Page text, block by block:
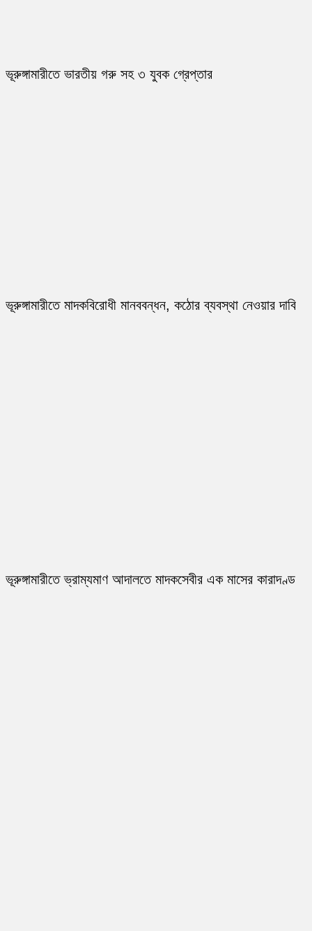
ভূরুঙ্গামারীতে ভারতীয় গরু সহ ৩ যুবক গ্রেপ্তার
ভূরুঙ্গামারীতে মাদকবিরোধী মানববন্ধন, কঠোর ব্যবস্থা নেওয়ার দাবি
ভূরুঙ্গামারীতে ভ্রাম্যমাণ আদালতে মাদকসেবীর এক মাসের কারাদণ্ড